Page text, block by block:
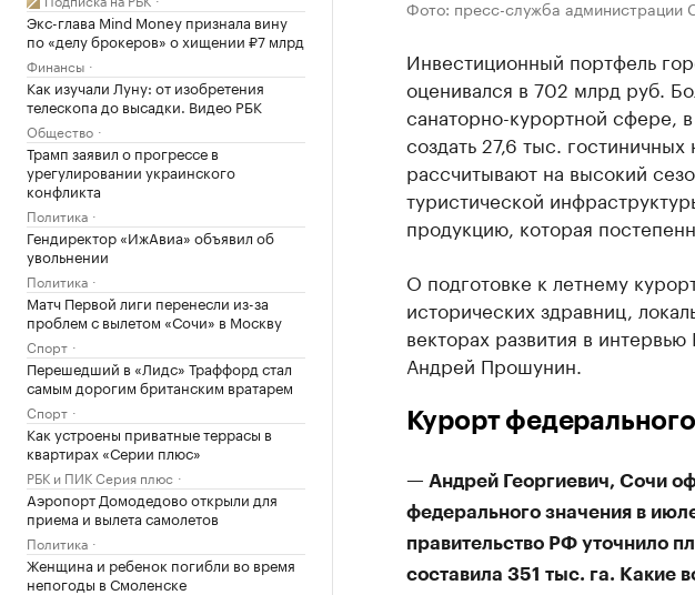
Экс-глава Mind Money признала вину
по «делу брокеров» о хищении ₽7 млрд
Финансы
Как изучали Луну: от изобретения
телескопа до высадки. Видео РБК
Общество
Трамп заявил о прогрессе в
урегулировании украинского
конфликта
Политика
Гендиректор «ИжАвиа» объявил об
увольнении
Политика
Матч Первой лиги перенесли из-за
проблем с вылетом «Сочи» в Москву
Спорт
Перешедший в «Лидс» Траффорд стал
самым дорогим британским вратарем
Спорт
Как устроены приватные террасы в
квартирах «Серии плюс»
РБК и ПИК Серия плюс
Аэропорт Домодедово открыли для
приема и вылета самолетов
Политика
Женщина и ребенок погибли во время
непогоды в Смоленске
Фото: пресс-служба администрации
Инвестиционный портфель
оценивался в 702 млрд руб.
санаторно-курортной сфере,
создать 27,6 тыс.
рассчитывают на высокий
туристической
продукцию, которая
О подготовке к летнему
исторических здравниц,
векторах развития в
Андрей Прошунин.
Курорт
— Андрей Георгиевич, Сочи
федерального значения в
правительство РФ уточнило
составила 351 тыс. га. Какие